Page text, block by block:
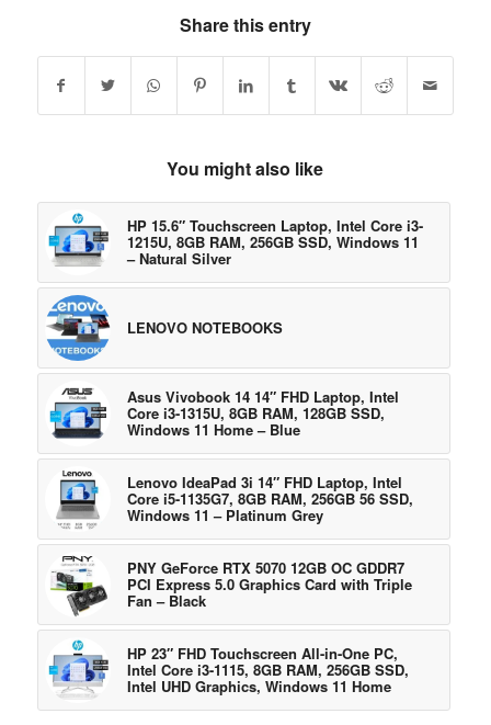
Share this entry
You might also like
HP 15.6″ Touchscreen Laptop, Intel Core i3-
1215U, 8GB RAM, 256GB SSD, Windows 11
– Natural Silver
LENOVO NOTEBOOKS
Asus Vivobook 14 14″ FHD Laptop, Intel
Core i3-1315U, 8GB RAM, 128GB SSD,
Windows 11 Home – Blue
Lenovo IdeaPad 3i 14″ FHD Laptop, Intel
Core i5-1135G7, 8GB RAM, 256GB 56 SSD,
Windows 11 – Platinum Grey
PNY GeForce RTX 5070 12GB OC GDDR7
PCI Express 5.0 Graphics Card with Triple
Fan – Black
HP 23″ FHD Touchscreen All-in-One PC,
Intel Core i3-1115, 8GB RAM, 256GB SSD,
Intel UHD Graphics, Windows 11 Home